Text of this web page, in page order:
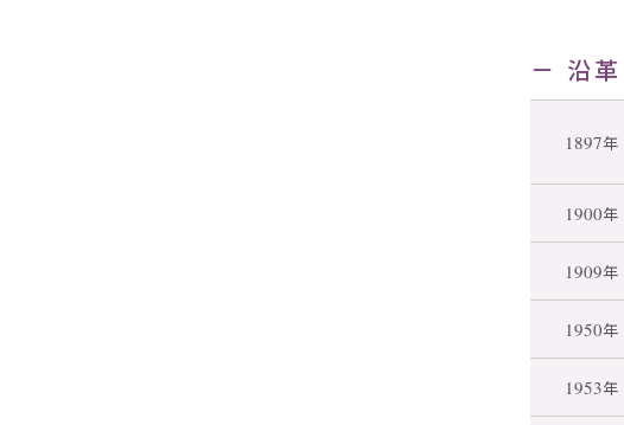
－ 沿革
1897年
1900年
1909年
1950年
1953年